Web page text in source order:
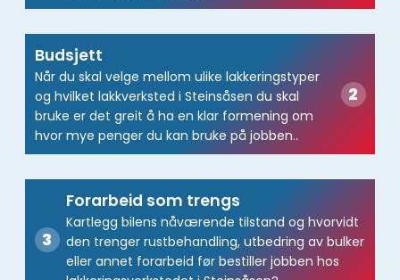
Budsjett
Når du skal velge mellom ulike lakkeringstyper
og hvilket lakkverksted i Steinsåsen du skal
bruke er det greit å ha en klar formening om
hvor mye penger du kan bruke på jobben..
Forarbeid som trengs
Kartlegg bilens nåværende tilstand og hvorvidt
den trenger rustbehandling, utbedring av bulker
eller annet forarbeid før bestiller jobben hos